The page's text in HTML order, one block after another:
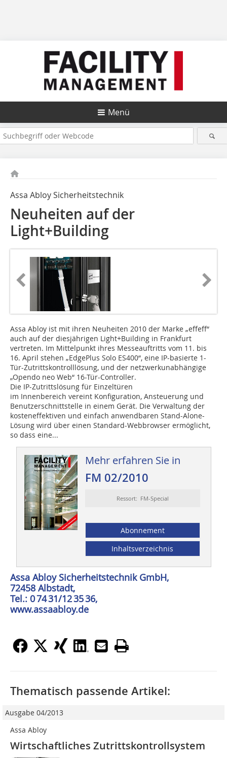
Menü
Assa Abloy Sicherheitstechnik
Neuheiten auf der
Light+Building
Assa Abloy ist mit ihren Neuheiten 2010 der Marke „effeff“
auch auf der diesjährigen Light+Building in Frankfurt
vertreten. Im Mittelpunkt ihres Messeauftritts vom 11. bis
16. April stehen „EdgePlus Solo ES400“, eine IP-basierte 1-
Tür-Zutrittskontrolllösung, und der netzwerkunabhängige
„Opendo neo Web“ 16-Tür-Controller.
Die IP-Zutrittslösung für Einzeltüren
im Innenbereich vereint Konfiguration, Ansteuerung und
Benutzerschnittstelle in einem Gerät. Die Verwaltung der
kosteneffektiven und einfach anwendbaren Stand-Alone-
Lösung wird über einen Standard-Webbrowser ermöglicht,
so dass eine...
Mehr erfahren Sie in
FM 02/2010
Ressort: FM-Special
Abonnement
Inhaltsverzeichnis
Assa Abloy Sicherheitstechnik GmbH,
72458 Albstadt,
Tel.: 0 74 31/12 35 36,
www.assaabloy.de
Thematisch passende Artikel:
Ausgabe 04/2013
Assa Abloy
Wirtschaftliches Zutrittskontrollsystem